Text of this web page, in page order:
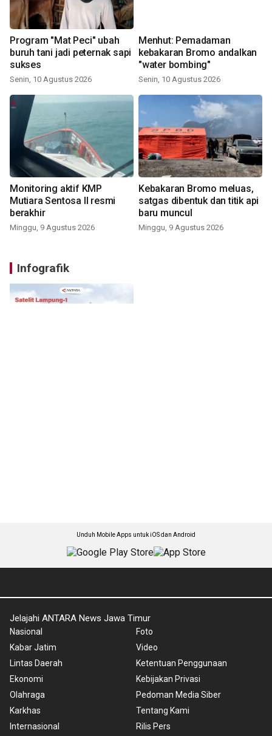
Program "Mat Peci" ubah
buruh tani jadi peternak sapi
sukses
Senin, 10 Agustus 2026
Menhut: Pemadaman
kebakaran Bromo andalkan
"water bombing"
Senin, 10 Agustus 2026
Monitoring aktif KMP
Mutiara Sentosa II resmi
berakhir
Minggu, 9 Agustus 2026
Kebakaran Bromo meluas,
satgas dibentuk dan titik api
baru muncul
Minggu, 9 Agustus 2026
Infografik
Unduh Mobile Apps untuk iOS dan Android
Jelajahi ANTARA News Jawa Timur
Nasional
Kabar Jatim
Lintas Daerah
Ekonomi
Olahraga
Karkhas
Internasional
Foto
Video
Ketentuan Penggunaan
Kebijakan Privasi
Pedoman Media Siber
Tentang Kami
Rilis Pers